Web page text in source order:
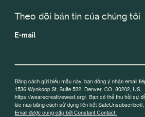
Theo dõi bản tin của chúng tôi
E-mail
Bằng cách gửi biểu mẫu này, bạn đồng ý nhận email
1536 Wynkoop St, Suite 522, Denver, CO, 80202, US,
https://wearecreativewest.org/. Bạn có thể thu hồi sự
lúc nào bằng cách sử dụng liên kết
Email được cung cấp bởi Constant Contact.